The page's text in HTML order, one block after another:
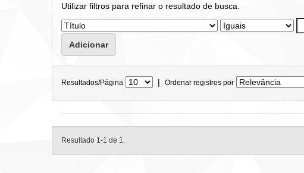
Utilizar filtros para refinar o resultado de busca.
Resultados/Página | Ordenar registros por
Resultado 1-1 de 1.